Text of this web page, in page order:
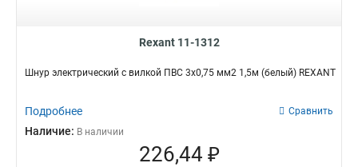
Rexant 11-1312
Шнур электрический с вилкой ПВС 3х0,75 мм2 1,5м (белый) REXANT
Подробнее Сравнить
Наличие: В наличии
226,44 ₽